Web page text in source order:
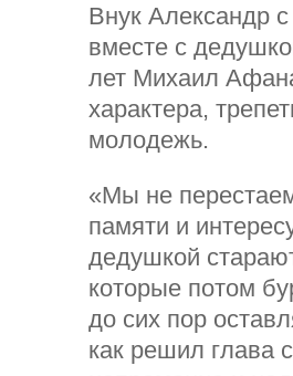
Внук Александр
вместе с
лет Михаил
характера,
молодежь.
«Мы не
памяти и
дедушкой
которые потом
до сих пор
как решил глава